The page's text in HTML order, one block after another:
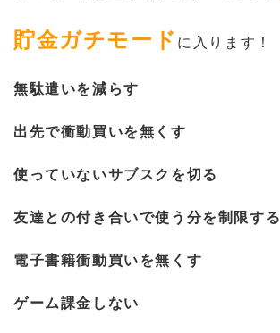
貯金ガチモード に入ります！
無駄遣いを減らす
出先で衝動買いを無くす
使っていないサブスクを切る
友達との付き合いで使う分を制限する
電子書籍衝動買いを無くす
ゲーム課金しない